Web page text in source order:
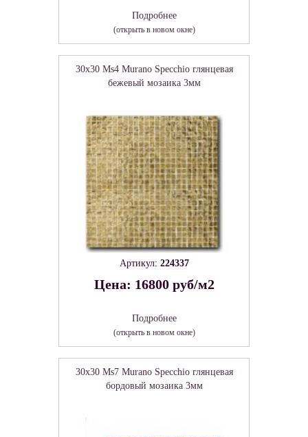
Подробнее
(открыть в новом окне)
30x30 Ms4 Murano Specchio глянцевая
бежевый мозаика 3мм
Артикул: 224337
Цена: 16800 руб/м2
Подробнее
(открыть в новом окне)
30x30 Ms7 Murano Specchio глянцевая
бордовый мозаика 3мм